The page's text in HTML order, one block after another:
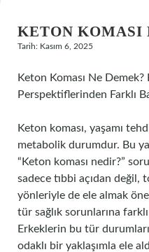
Hakkımızda
KETON KOMASI
Tarih: Kasım 6, 2025
Keton Koması Ne Demek?
Perspektiflerinden Farklı
Keton koması, yaşamı
metabolik durumdur. Bu
“Keton koması nedir?”
sadece tıbbi açıdan değil,
yönleriyle de ele almak
tür sağlık sorunlarına
Erkeklerin bu tür
odaklı bir yaklaşımla ele